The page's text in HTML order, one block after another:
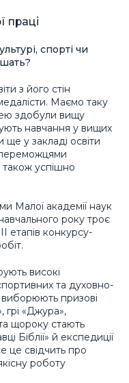
праці
спорті чи
з його стін
Маємо таку
здобули вищу
навчання у вищих
у закладі освіти
також успішно
Малої академії наук
року троє
етапів конкурсу-
високі
та духовно-
виборюють призові
грі «Джура»,
щороку стають
Біблії» й експедиції
це свідчить про
роботу